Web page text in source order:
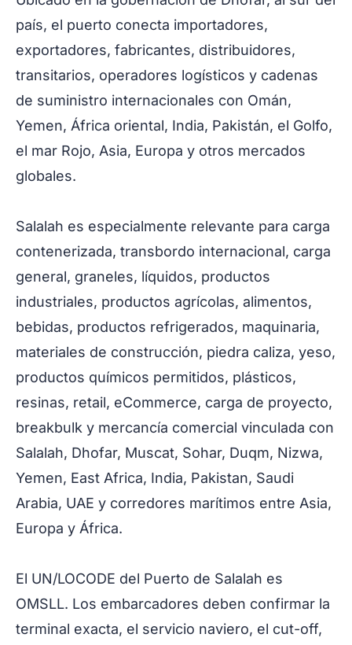
país, el puerto conecta importadores,
exportadores, fabricantes, distribuidores,
transitarios, operadores logísticos y cadenas
de suministro internacionales con Omán,
Yemen, África oriental, India, Pakistán, el Golfo,
el mar Rojo, Asia, Europa y otros mercados
globales.
Salalah es especialmente relevante para carga
contenerizada, transbordo internacional, carga
general, graneles, líquidos, productos
industriales, productos agrícolas, alimentos,
bebidas, productos refrigerados, maquinaria,
materiales de construcción, piedra caliza, yeso,
productos químicos permitidos, plásticos,
resinas, retail, eCommerce, carga de proyecto,
breakbulk y mercancía comercial vinculada con
Salalah, Dhofar, Muscat, Sohar, Duqm, Nizwa,
Yemen, East Africa, India, Pakistan, Saudi
Arabia, UAE y corredores marítimos entre Asia,
Europa y África.
El UN/LOCODE del Puerto de Salalah es
OMSLL. Los embarcadores deben confirmar la
terminal exacta, el servicio naviero, el cut-off,